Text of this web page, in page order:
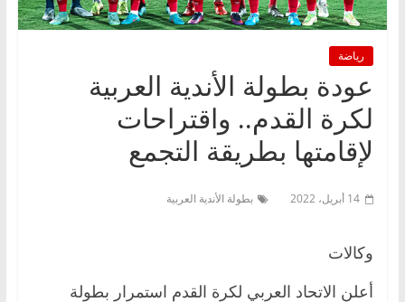
رياضة
عودة بطولة الأندية العربية
لكرة القدم.. واقتراحات
لإقامتها بطريقة التجمع
14 أبريل، 2022 بطولة الأندية العربية
وكالات
أعلن الاتحاد العربي لكرة القدم استمرار بطولة